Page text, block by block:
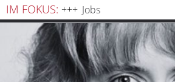
Bauen
und
Wohnen
IM FOKUS: Jobs